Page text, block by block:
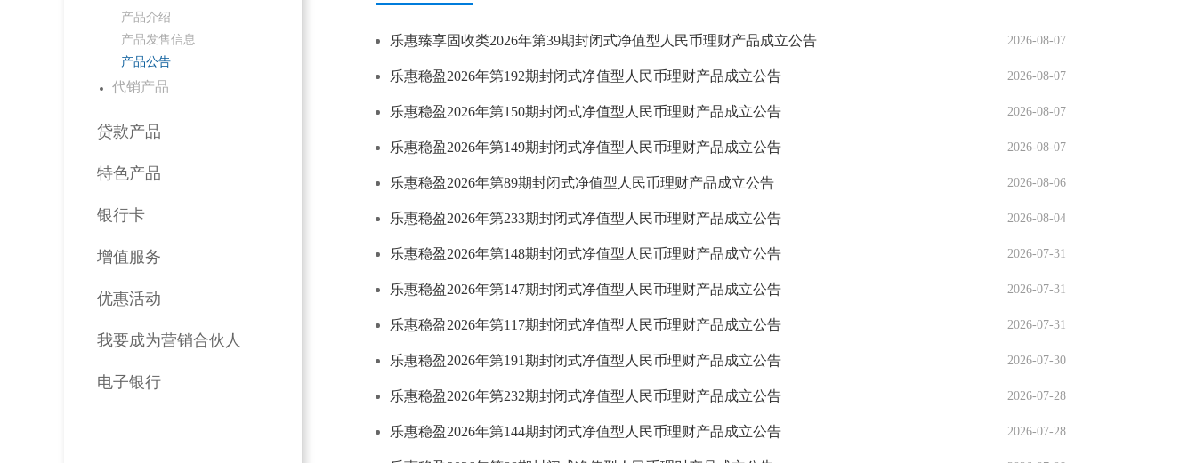
产品介绍
产品发售信息
产品公告
代销产品
贷款产品
特色产品
银行卡
增值服务
优惠活动
我要成为营销合伙人
电子银行
乐惠臻享固收类2026年第39期封闭式净值型人民币理财产品成立公告 2026-08-07
乐惠稳盈2026年第192期封闭式净值型人民币理财产品成立公告 2026-08-07
乐惠稳盈2026年第150期封闭式净值型人民币理财产品成立公告 2026-08-07
乐惠稳盈2026年第149期封闭式净值型人民币理财产品成立公告 2026-08-07
乐惠稳盈2026年第89期封闭式净值型人民币理财产品成立公告 2026-08-06
乐惠稳盈2026年第233期封闭式净值型人民币理财产品成立公告 2026-08-04
乐惠稳盈2026年第148期封闭式净值型人民币理财产品成立公告 2026-07-31
乐惠稳盈2026年第147期封闭式净值型人民币理财产品成立公告 2026-07-31
乐惠稳盈2026年第117期封闭式净值型人民币理财产品成立公告 2026-07-31
乐惠稳盈2026年第191期封闭式净值型人民币理财产品成立公告 2026-07-30
乐惠稳盈2026年第232期封闭式净值型人民币理财产品成立公告 2026-07-28
乐惠稳盈2026年第144期封闭式净值型人民币理财产品成立公告 2026-07-28